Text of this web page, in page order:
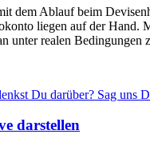
dem Ablauf beim
liegen auf der
unter realen Bedingungen
Du darüber? Sag uns
darstellen